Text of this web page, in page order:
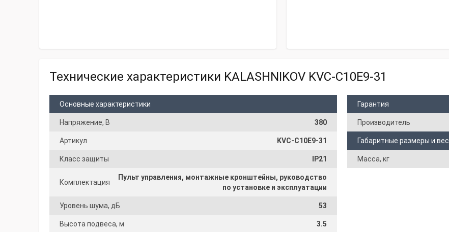
Технические характеристики KALASHNIKOV KVС-C10E9-31
Основные характеристики
Напряжение, В 380
Артикул KVC-C10E9-31
Класс защиты IP21
Комплектация
Пульт управления, монтажные кронштейны, руководство
по установке и эксплуатации
Уровень шума, дБ 53
Высота подвеса, м 3.5
Гарантия
Производитель
Габаритные размеры и вес
Масса, кг